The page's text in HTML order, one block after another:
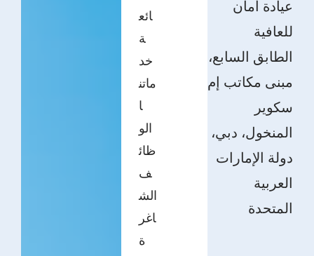
ائع
ة
خد
ماتن
ا
الو
ظائ
ف
الش
اغر
ة
عيادة أمان
للعافية
الطابق السابع،
مبنى مكاتب إم
سكوير
المنخول، دبي،
دولة الإمارات
العربية
المتحدة